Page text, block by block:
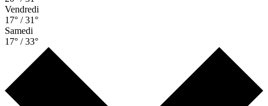
Vendredi
17° / 31°
Samedi
17° / 33°